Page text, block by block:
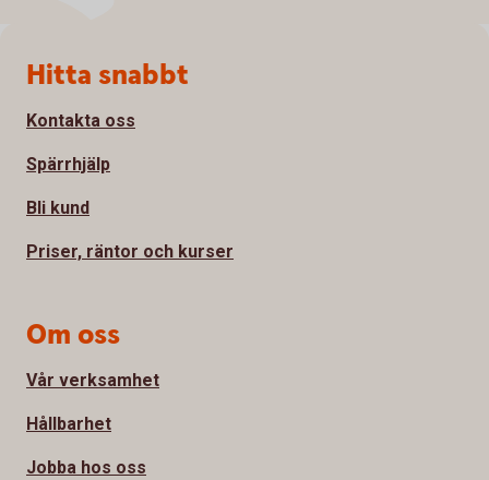
Sidfot
Hitta snabbt
Kontakta oss
Spärrhjälp
Bli kund
Priser, räntor och kurser
Om oss
Vår verksamhet
Hållbarhet
Jobba hos oss